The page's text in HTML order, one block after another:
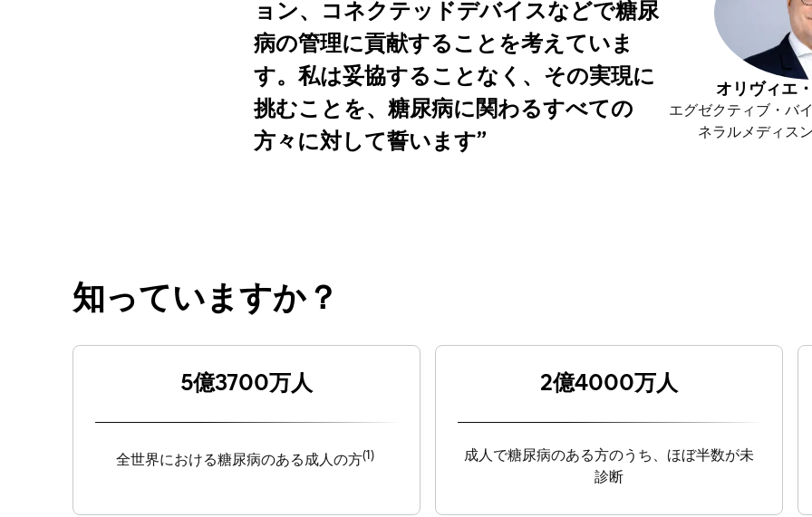
ョン、コネクテッドデバイスなどで糖尿
病の管理に貢献することを考えていま
す。私は妥協することなく、その実現に
挑むことを、糖尿病に関わるすべての
方々に対して誓います
オリヴィエ
エグゼクティブ・バ
ネラルメディス
知っていますか？
5億3700万人
全世界における糖尿病のある成人の方(1)
2億4000万人
成人で糖尿病のある方のうち、ほぼ半数が未
診断